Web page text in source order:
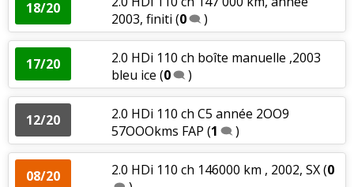
18/20
2003, finiti (0 )
17/20
2.0 HDi 110 ch boîte manuelle ,2003
bleu ice (0 )
12/20
2.0 HDi 110 ch C5 année 2OO9
57OOOkms FAP (1 )
08/20 2.0 HDi 110 ch 146000 km , 2002, SX(0